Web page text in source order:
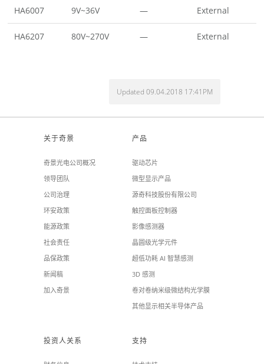
HA6007 9V~36V — External
HA6207 80V~270V — External
Updated 09.04.2018 17:41PM
关于奇景
奇景光电公司概况
领导团队
公司治理
环安政策
能源政策
社会责任
品保政策
新闻稿
加入奇景
产品
驱动芯片
微型显示产品
源奇科技股份有限公司
触控面板控制器
影像感测器
晶圆级光学元件
超低功耗 AI 智慧感测
3D 感测
卷对卷纳米级微结构光学膜
其他显示相关半导体产品
投资人关系 支持